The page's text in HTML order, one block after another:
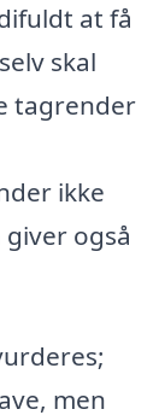
at få
skal
tagrender
ikke
også
men